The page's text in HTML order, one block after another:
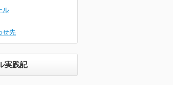
ル
せ先
実践記